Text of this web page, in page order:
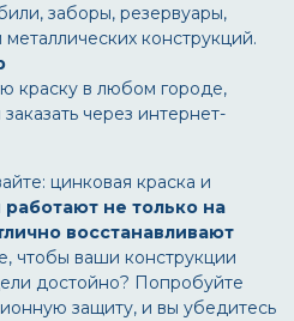
заборы, резервуары,
конструкций.
краску в любом городе,
через интернет-
цинковая краска и
работают не только на
восстанавливают
чтобы ваши конструкции
достойно? Попробуйте
защиту, и вы убедитесь